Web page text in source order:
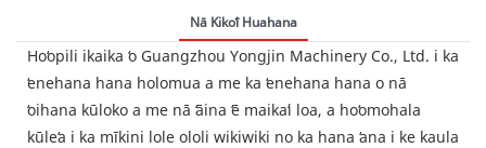
Nā Kikoʻī Huahana
Hoʻopili ikaika ʻo Guangzhou Yongjin Machinery Co., Ltd. i ka
ʻenehana hana holomua a me ka ʻenehana hana o nā
ʻoihana kūloko a me nā ʻāina ʻē maikaʻi loa, a hoʻomohala
kūleʻa i ka mīkini lole ololi wikiwiki no ka hana ʻana i ke kaula